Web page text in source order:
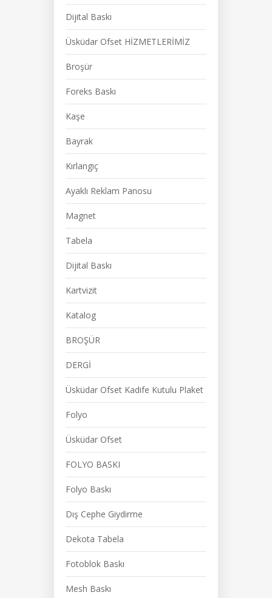
Dijital Baskı
Üsküdar Ofset HİZMETLERİMİZ
Broşür
Foreks Baskı
Kaşe
Bayrak
Kırlangıç
Ayaklı Reklam Panosu
Magnet
Tabela
Dijital Baskı
Kartvizit
Katalog
BROŞÜR
DERGİ
Üsküdar Ofset Kadife Kutulu Plaket
Folyo
Üsküdar Ofset
FOLYO BASKI
Folyo Baskı
Dış Cephe Giydirme
Dekota Tabela
Fotoblok Baskı
Mesh Baskı